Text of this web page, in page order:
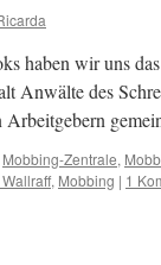
haben wir uns
Anwälte des
Arbeitgebern
Mobbing-Zentrale,
, Mobbing | 1